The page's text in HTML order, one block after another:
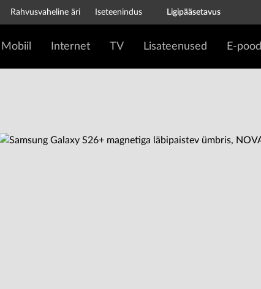
Rahvusvaheline äri Iseteenindus Ligipääsetavus
Mobiil Internet TV Lisateenused E-pood